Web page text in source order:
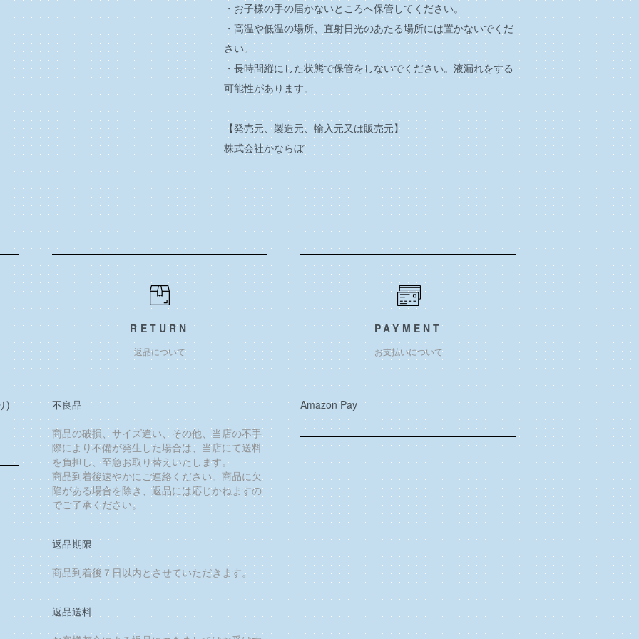
・お子様の手の届かないところへ保管してください。
・高温や低温の場所、直射日光のあたる場所には置かないでくだ
さい。
・長時間縦にした状態で保管をしないでください。液漏れをする
可能性があります。
【発売元、製造元、輸入元又は販売元】
株式会社かならぼ
)
RETURN
返品について
不良品
商品の破損、サイズ違い、その他、当店の不手
際により不備が発生した場合は、当店にて送料
を負担し、至急お取り替えいたします。
商品到着後速やかにご連絡ください。商品に欠
陥がある場合を除き、返品には応じかねますの
でご了承ください。
返品期限
商品到着後７日以内とさせていただきます。
返品送料
PAYMENT
お支払いについて
Amazon Pay